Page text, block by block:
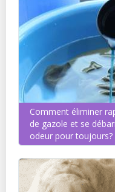
Comment éliminer
de gazole et se
odeur pour toujours?